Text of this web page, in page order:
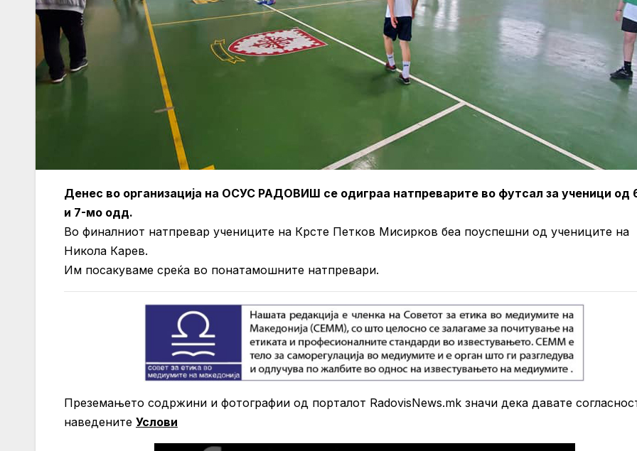
Денес во организација на ОСУС РАДОВИШ се одиграа натпреварите во футсал за ученици од
и 7-мо одд.
Во финалниот натпревар учениците на Крсте Петков Мисирков беа поуспешни од учениците на
Никола Карев.
Им посакуваме среќа во понатамошните натпревари.
Преземањето содржини и фотографии од порталот RadovisNews.mk значи дека давате
нaведените Услови